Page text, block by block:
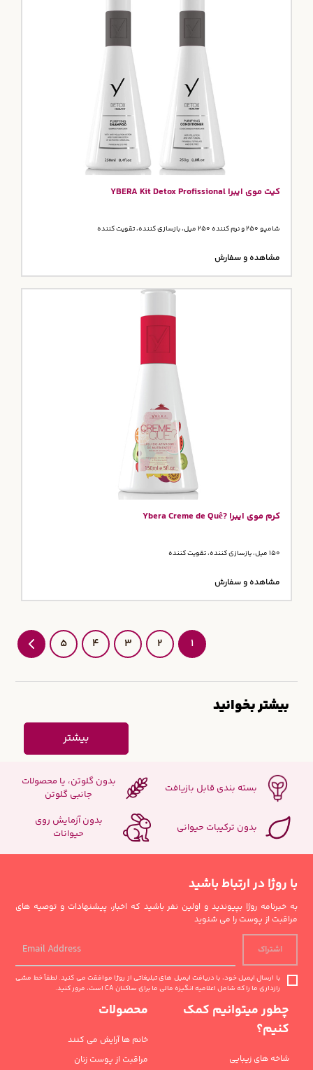
کیت موی ایبرا YBERA Kit Detox Profissional
شامپو 250 و نرم کننده 250 میل، بازسازی کننده، تقویت کننده
مشاهده و سفارش
کرم موی ایبرا ?Ybera Creme de Quê
150 میل، یازسازی کننده، تقویت کننده
مشاهده و سفارش
1
2
3
4
5
بیشتر بخوانید
بیشتر
بسته بندی قابل بازیافت
بدون گلوتن، یا محصولات
جانبی گلوتن
بدون ترکیبات حیوانی
بدون آزمایش روی
حیوانات
با روژا در ارتباط باشید
به خبرنامه روژا بپیوندید و اولین نفر باشید که اخبار، پیشنهادات و توصیه های
مراقبت از پوست را می شنوید
اشتراک
با ارسال ایمیل خود، با دریافت ایمیل های تبلیغاتی از روژا موافقت می کنید. لطفاً خط مشی
رازداری ما را که شامل اعلامیه انگیزه مالی ما برای ساکنان CA است، مرور کنید.
چطور میتوانیم کمک
کنیم؟
شاخه های زیبایی
محصولات
خانم ها آرایش می کنند
مراقبت از پوست زنان